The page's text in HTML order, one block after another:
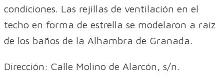
condiciones. Las rejillas de ventilación en el
techo en forma de estrella se modelaron a raíz
de los baños de la Alhambra de Granada.
Dirección: Calle Molino de Alarcón, s/n.